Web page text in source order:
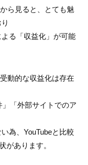
ら見ると、とても魅
る「収益化」が可能
動的な収益化は存在
」「外部サイトでのア
為、YouTubeと比較
があります。